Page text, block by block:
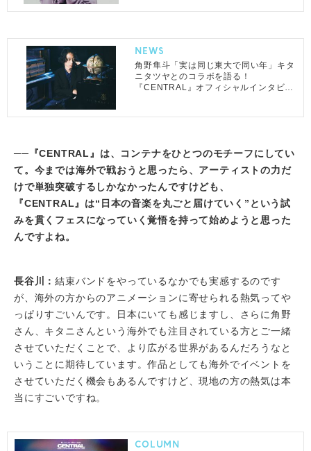
NEWS
角野隼斗「実は同じ東大で同い年」キタ
ニタツヤとのコラボを語る！
『CENTRAL』オフィシャルインタビュ
──『CENTRAL』は、コンテナをひとつのモチーフにしてい
て。今までは海外で戦おうと思ったら、アーティストの力だ
けで単独突破するしかなかったんですけども、
『CENTRAL』は“日本の音楽を丸ごと届けていく”という試
みを貫くフェスになっていく覚悟を持って始めようと思った
んですよね。
長谷川：結束バンドをやっているなかでも実感するのです
が、海外の方からのアニメーションに寄せられる熱気ってや
っぱりすごいんです。日本にいても感じますし、さらに角野
さん、キタニさんという海外でも注目されている方とご一緒
させていただくことで、より広がる世界があるんだろうなと
いうことに期待しています。作品としても海外でイベントを
させていただく機会もあるんですけど、現地の方の熱気は本
当にすごいですね。
COLUMN